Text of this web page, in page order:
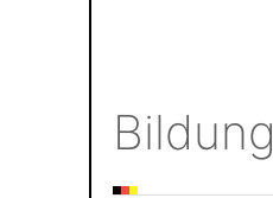
Bildung